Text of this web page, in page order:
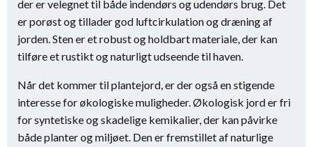
der er velegnet til både indendørs og udendørs brug. Det
er porøst og tillader god luftcirkulation og dræning af
jorden. Sten er et robust og holdbart materiale, der kan
tilføre et rustikt og naturligt udseende til haven.
Når det kommer til plantejord, er der også en stigende
interesse for økologiske muligheder. Økologisk jord er fri
for syntetiske og skadelige kemikalier, der kan påvirke
både planter og miljøet. Den er fremstillet af naturlige